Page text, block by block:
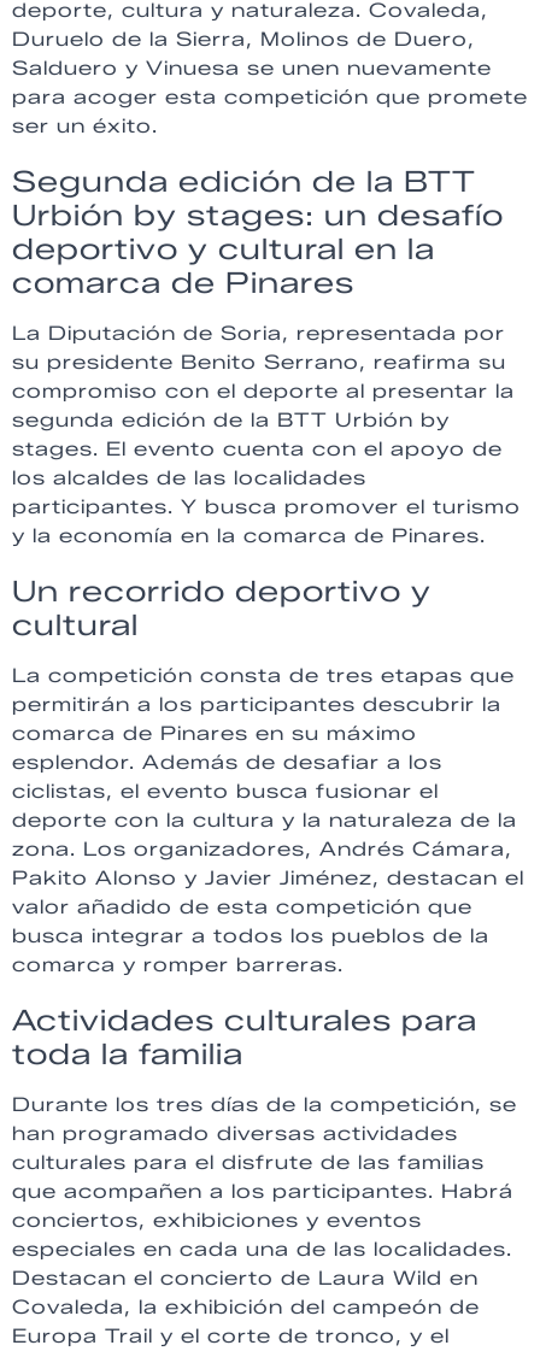
deporte, cultura y naturaleza. Covaleda,
Duruelo de la Sierra, Molinos de Duero,
Salduero y Vinuesa se unen nuevamente
para acoger esta competición que promete
ser un éxito.
Segunda edición de la BTT
Urbión by stages: un desafío
deportivo y cultural en la
comarca de Pinares
La Diputación de Soria, representada por
su presidente Benito Serrano, reafirma su
compromiso con el deporte al presentar la
segunda edición de la BTT Urbión by
stages. El evento cuenta con el apoyo de
los alcaldes de las localidades
participantes. Y busca promover el turismo
y la economía en la comarca de Pinares.
Un recorrido deportivo y
cultural
La competición consta de tres etapas que
permitirán a los participantes descubrir la
comarca de Pinares en su máximo
esplendor. Además de desafiar a los
ciclistas, el evento busca fusionar el
deporte con la cultura y la naturaleza de la
zona. Los organizadores, Andrés Cámara,
Pakito Alonso y Javier Jiménez, destacan el
valor añadido de esta competición que
busca integrar a todos los pueblos de la
comarca y romper barreras.
Actividades culturales para
toda la familia
Durante los tres días de la competición, se
han programado diversas actividades
culturales para el disfrute de las familias
que acompañen a los participantes. Habrá
conciertos, exhibiciones y eventos
especiales en cada una de las localidades.
Destacan el concierto de Laura Wild en
Covaleda, la exhibición del campeón de
Europa Trail y el corte de tronco, y el